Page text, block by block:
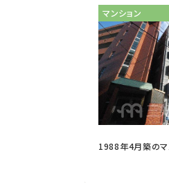
マンション
1988年4月築のマ